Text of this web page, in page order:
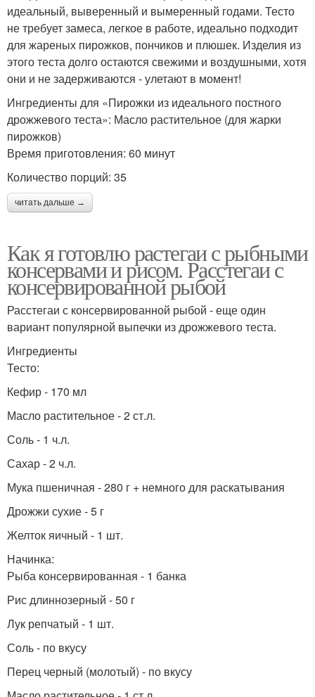
идеальный, выверенный и вымеренный годами. Тесто
не требует замеса, легкое в работе, идеально подходит
для жареных пирожков, пончиков и плюшек. Изделия из
этого теста долго остаются свежими и воздушными, хотя
они и не задерживаются - улетают в момент!
Ингредиенты для «Пирожки из идеального постного
дрожжевого теста»: Масло растительное (для жарки
пирожков)
Время приготовления: 60 минут
Количество порций: 35
читать дальше →
Как я готовлю растегаи с рыбными
консервами и рисом. Расстегаи с
консервированной рыбой
Расстегаи с консервированной рыбой - еще один
вариант популярной выпечки из дрожжевого теста.
Ингредиенты
Тесто:
Кефир - 170 мл
Масло растительное - 2 ст.л.
Соль - 1 ч.л.
Сахар - 2 ч.л.
Мука пшеничная - 280 г + немного для раскатывания
Дрожжи сухие - 5 г
Желток яичный - 1 шт.
Начинка:
Рыба консервированная - 1 банка
Рис длиннозерный - 50 г
Лук репчатый - 1 шт.
Соль - по вкусу
Перец черный (молотый) - по вкусу